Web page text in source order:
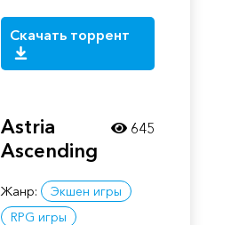
Скачать торрент
Astria
Ascending
Жанр:
Экшен игры
RPG игры
645